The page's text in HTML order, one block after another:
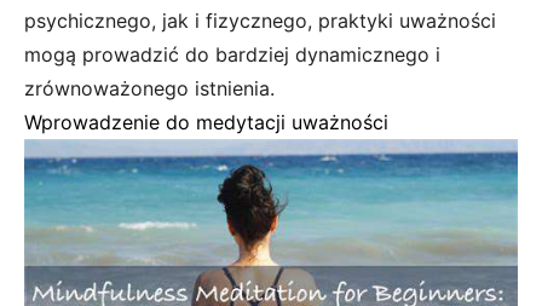
psychicznego, jak i fizycznego, praktyki uważności
mogą prowadzić do bardziej dynamicznego i
zrównoważonego istnienia.
Wprowadzenie do medytacji uważności